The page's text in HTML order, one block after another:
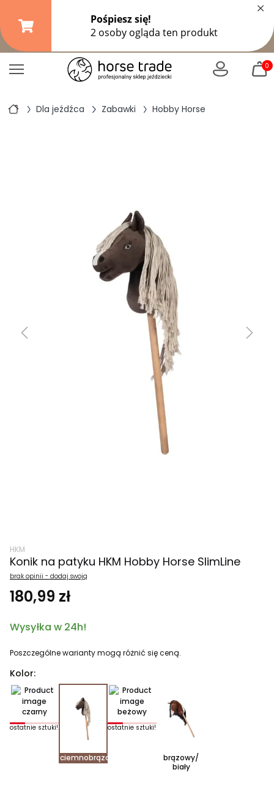
Darmowa dostawa od149,99 zł
299 złpozostałe formy wysyłki
×
0
Dla jeźdźca Zabawki Hobby Horse
Previous Next
HKM
Konik na patyku HKM Hobby Horse SlimLine
brak opinii - dodaj swoją
180,99 zł
Wysyłka w 24h!
Poszczególne warianty mogą różnić się ceną.
Kolor:
czarny
ostatnie sztuki!
ciemnobrązowy
beżowy
ostatnie sztuki!
brązowy/
biały